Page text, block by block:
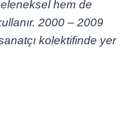
hem de
2000 – 2009
kolektifinde yer